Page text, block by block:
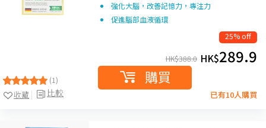
(1)
比較
收藏
強化大腦，改善記憶力，專注力
促進腦部血液循環
25% off
HK$388.0 HK$289.9
購買
已有10人購買